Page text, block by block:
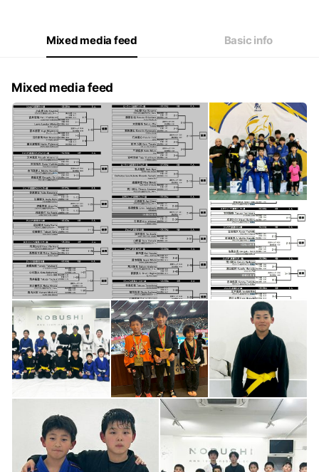
17:00 - 18:30
※祝日は休みMixed media feed Basic info
Mixed media feed